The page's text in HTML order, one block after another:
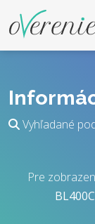
Vyhľadané
Pre